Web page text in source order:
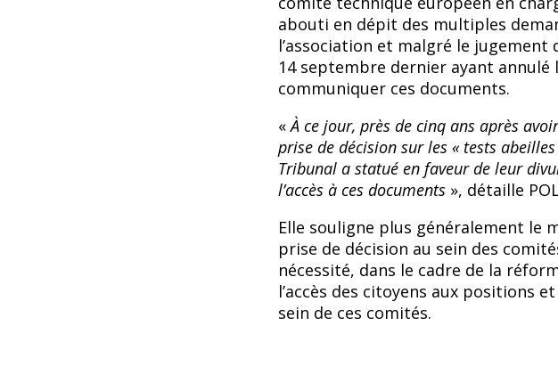
abouti en dépit des multiples
l’association et malgré le
14 septembre dernier ayant annulé
communiquer ces documents.
«À ce jour, près de cinq ans après
prise de décision sur les « tests
Tribunal a statué en faveur de leur
l’accès à ces documents», détaille
Elle souligne plus généralement le
prise de décision au sein des
nécessité, dans le cadre de la
l’accès des citoyens aux positions
sein de ces comités.